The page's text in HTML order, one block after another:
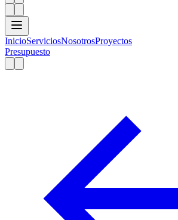
InicioServiciosNosotrosProyectos
Presupuesto